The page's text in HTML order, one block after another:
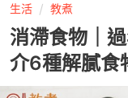
生活 教煮
消滯食物｜
介6種解膩食